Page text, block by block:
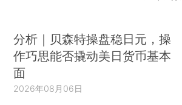
分析｜贝森特操盘稳日元，操
作巧思能否撬动美日货币基本
面
2026年08月06日